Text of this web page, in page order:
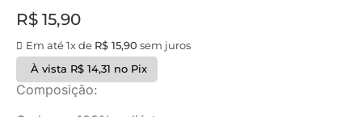
R$ 15,90
Em até 1x de R$ 15,90 sem juros
À vista R$14,31 no Pix
Composição: